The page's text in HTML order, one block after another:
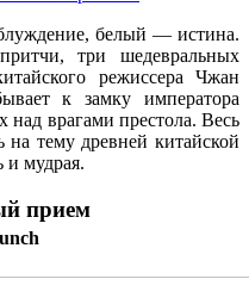
белый — истина.
три шедевральных
режиссера Чжан
к замку императора
над врагами престола. Весь
тему древней китайской
и мудрая.
прием